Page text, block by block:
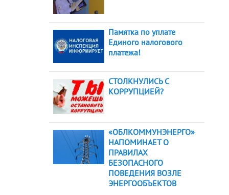
Памятка по уплате
Единого налогового
платежа!
СТОЛКНУЛИСЬ С
КОРРУПЦИЕЙ?
«ОБЛКОММУНЭНЕРГО»
НАПОМИНАЕТ О
ПРАВИЛАХ
БЕЗОПАСНОГО
ПОВЕДЕНИЯ ВОЗЛЕ
ЭНЕРГООБЪЕКТОВ